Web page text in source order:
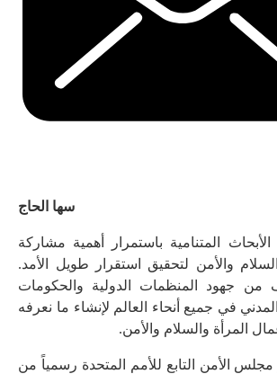
سها الحاج
المتنامية باستمرار أهمية مشاركة
والأمن لتحقيق استقرار طويل الأمد.
من جهود المنظمات الدولية والحكومات
في جميع أنحاء العالم لإنشاء ما نعرفه
المرأة والسلام والأمن.
2000، أقر مجلس الأمن التابع للأمم المتحدة رسمياً من